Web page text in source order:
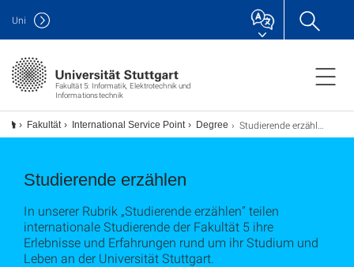
Fakultät 5: Informatik, Elektrotechnik und
Informationstechnik
Uni
Fakultät International Service Point Degree Studierende erzählen
Studierende erzählen
In unserer Rubrik „Studierende erzählen” teilen
internationale Studierende der Fakultät 5 ihre
Erlebnisse und Erfahrungen rund um ihr Studium und
Leben an der Universität Stuttgart.